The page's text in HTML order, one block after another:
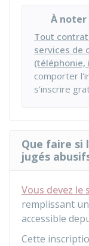
À noter
Tout
services de
comporter
s'inscrire
Que faire si
jugés
Vous devez le
remplissant
accessible
Cette